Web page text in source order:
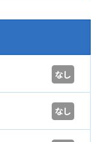
なし
なし